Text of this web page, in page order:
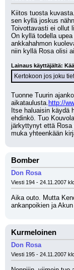
Kiitos tuosta
sen kyllä joskus
Toivottavasti ei ollut
On kyllä todella
ankkahahmon
niin kyllä Rosa olisi
Lainaus käyttäjältä:
Kertokoon jos joku
Tuonne Tuurin
aikataulusta. http://
Itse haluaisin käydä
ehdinkö. Tuo
järkyttynyt että Rosa
muka yhteenkään
Bomber
Don Rosa
Viesti 194 - 24.11.2007
Aika outo. Mutta
ankanpoikien ja
Kurmeloinen
Don Rosa
Viesti 195 - 24.11.2007